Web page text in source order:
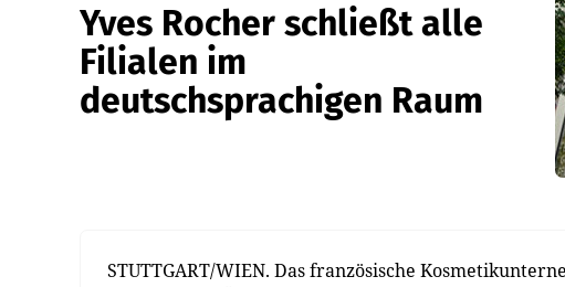
Yves Rocher schließt alle
Filialen im
deutschsprachigen Raum
STUTTGART/WIEN. Das französische